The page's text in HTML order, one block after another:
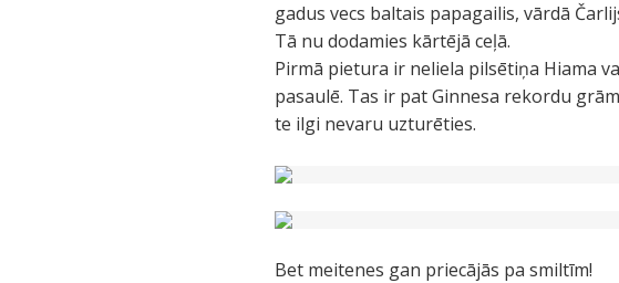
gadus vecs baltais papagailis, vārdā
Tā nu dodamies kārtējā ceļā.
Pirmā pietura ir neliela pilsētiņa Hiama
pasaulē. Tas ir pat Ginnesa rekordu
te ilgi nevaru uzturēties.
Bet meitenes gan priecājās pa smiltīm!